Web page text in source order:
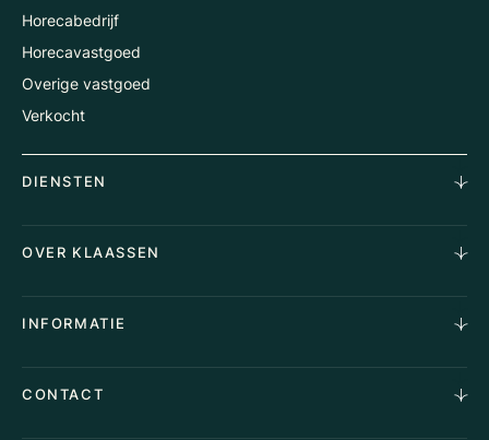
Horecabedrijf
Horecavastgoed
Overige vastgoed
Verkocht
DIENSTEN
Aankoopopdracht
Stille verkoop
Taxaties
Advies
OVER KLAASSEN
Waarom Klaassen
Vacatures
Algemene voorwaarden
INFORMATIE
CONTACT